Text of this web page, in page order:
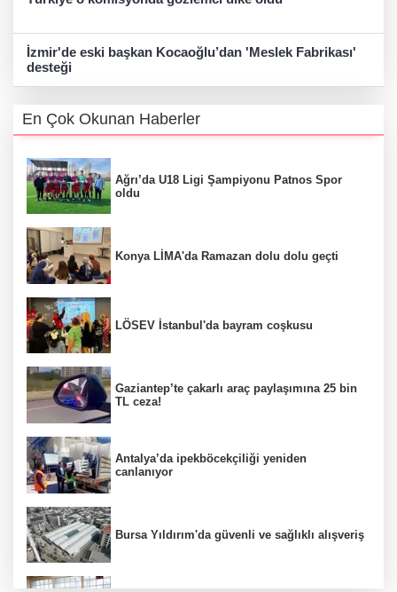
İzmir'de eski başkan Kocaoğlu’dan 'Meslek Fabrikası'
desteği
En Çok Okunan Haberler
Ağrı’da U18 Ligi Şampiyonu Patnos Spor
oldu
Konya LİMA'da Ramazan dolu dolu geçti
LÖSEV İstanbul'da bayram coşkusu
Gaziantep’te çakarlı araç paylaşımına 25 bin
TL ceza!
Antalya’da ipekböcekçiliği yeniden
canlanıyor
Bursa Yıldırım'da güvenli ve sağlıklı alışveriş